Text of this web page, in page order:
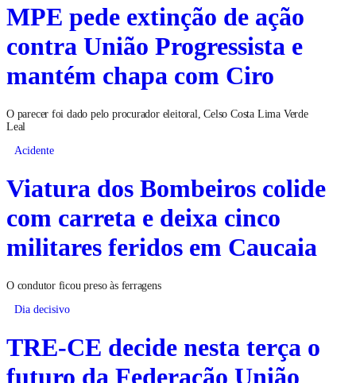
MPE pede extinção de ação
contra União Progressista e
mantém chapa com Ciro
O parecer foi dado pelo procurador eleitoral, Celso Costa Lima Verde
Leal
Acidente
Viatura dos Bombeiros colide
com carreta e deixa cinco
militares feridos em Caucaia
O condutor ficou preso às ferragens
Dia decisivo
TRE-CE decide nesta terça o
futuro da Federação União